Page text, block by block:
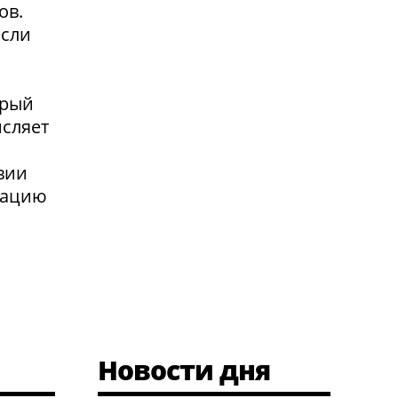
Новости дня